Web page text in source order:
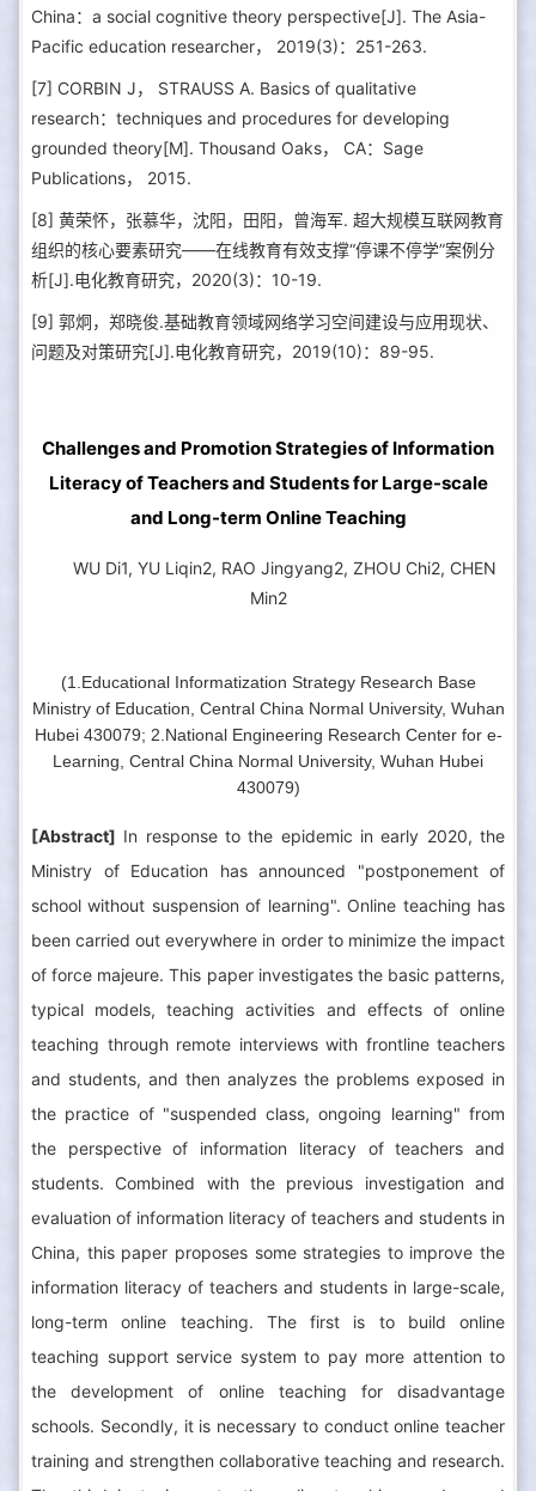
China：a social cognitive theory perspective[J]. The Asia-
Pacific education researcher， 2019(3)：251-263.
[7] CORBIN J， STRAUSS A. Basics of qualitative
research：techniques and procedures for developing
grounded theory[M]. Thousand Oaks， CA：Sage
Publications， 2015.
[8] 黄荣怀，张慕华，沈阳，田阳，曾海军. 超大规模互联网教育
组织的核心要素研究——在线教育有效支撑“停课不停学”案例分
析[J].电化教育研究，2020(3)：10-19.
[9] 郭炯，郑晓俊.基础教育领域网络学习空间建设与应用现状、
问题及对策研究[J].电化教育研究，2019(10)：89-95.
Challenges and Promotion Strategies of Information
Literacy of Teachers and Students for Large-scale
and Long-term Online Teaching
WU Di1, YU Liqin2, RAO Jingyang2, ZHOU Chi2, CHEN
Min2
(1.Educational Informatization Strategy Research Base
Ministry of Education, Central China Normal University, Wuhan
Hubei 430079; 2.National Engineering Research Center for e-
Learning, Central China Normal University, Wuhan Hubei
430079)
[Abstract] In response to the epidemic in early 2020, the
Ministry of Education has announced "postponement of
school without suspension of learning". Online teaching has
been carried out everywhere in order to minimize the impact
of force majeure. This paper investigates the basic patterns,
typical models, teaching activities and effects of online
teaching through remote interviews with frontline teachers
and students, and then analyzes the problems exposed in
the practice of "suspended class, ongoing learning" from
the perspective of information literacy of teachers and
students. Combined with the previous investigation and
evaluation of information literacy of teachers and students in
China, this paper proposes some strategies to improve the
information literacy of teachers and students in large-scale,
long-term online teaching. The first is to build online
teaching support service system to pay more attention to
the development of online teaching for disadvantage
schools. Secondly, it is necessary to conduct online teacher
training and strengthen collaborative teaching and research.